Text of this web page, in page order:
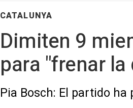
CATALUNYA
Dimiten 9
para "frenar
Pia Bosch: El partido